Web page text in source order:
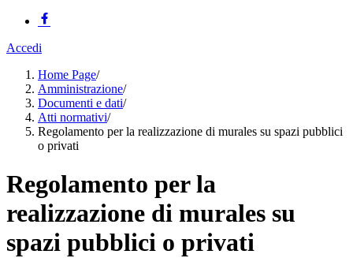
Accedi
Home Page/
Amministrazione/
Documenti e dati/
Atti normativi/
Regolamento per la realizzazione di murales su spazi pubblici
o privati
Regolamento per la
realizzazione di murales su
spazi pubblici o privati